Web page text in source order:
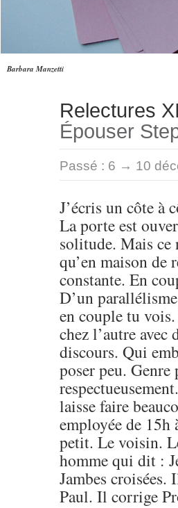
Barbara Manzetti
Relectures
Épouser
Passé : 6 → 10
J’écris un côte à
La porte est
solitude. Mais ce
qu’en maison de
constante. En
D’un
en couple tu
chez l’autre avec
discours. Qui
poser peu.
laisse faire
employée de 15h
petit. Le voisin.
homme qui dit :
Jambes
Paul. Il corrige